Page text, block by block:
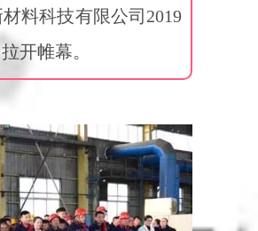
料科技有限公司2019
开帷幕。